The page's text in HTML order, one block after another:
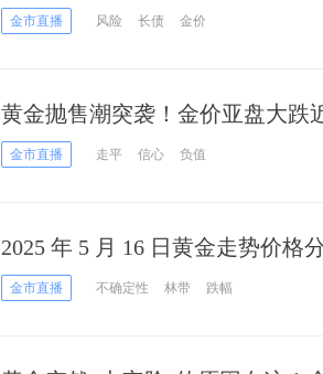
金市直播 风险 长债 金价
黄金抛售潮突袭！金价亚盘大跌
析师金价技术前景分析
金市直播 走平 信心 负值
2025 年 5 月 16 日黄金走势价格
金市直播 不确定性 林带 跌幅